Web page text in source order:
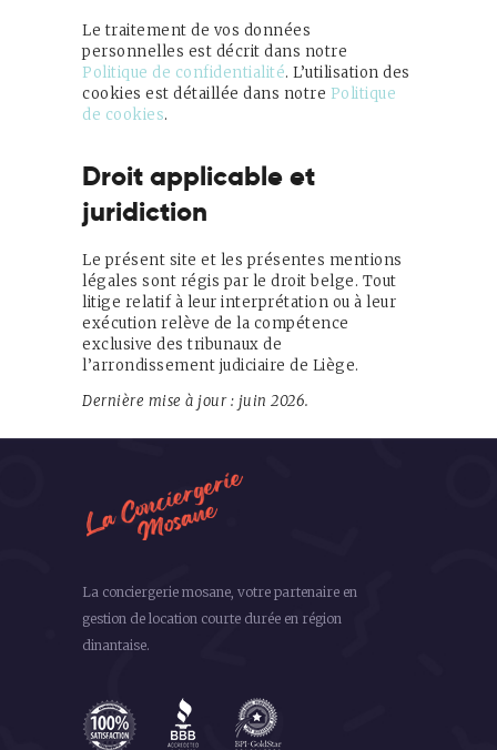
Le traitement de vos données
personnelles est décrit dans notre
Politique de confidentialité. L’utilisation des
cookies est détaillée dans notre Politique
de cookies.
Droit applicable et
juridiction
Le présent site et les présentes mentions
légales sont régis par le droit belge. Tout
litige relatif à leur interprétation ou à leur
exécution relève de la compétence
exclusive des tribunaux de
l’arrondissement judiciaire de Liège.
Dernière mise à jour : juin 2026.
La conciergerie mosane, votre partenaire en
gestion de location courte durée en région
dinantaise.